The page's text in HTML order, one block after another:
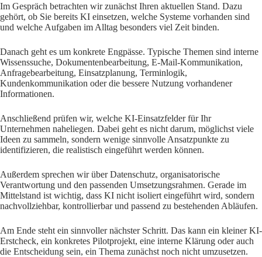
Im Gespräch betrachten wir zunächst Ihren aktuellen Stand. Dazu
gehört, ob Sie bereits KI einsetzen, welche Systeme vorhanden sind
und welche Aufgaben im Alltag besonders viel Zeit binden.
Danach geht es um konkrete Engpässe. Typische Themen sind interne
Wissenssuche, Dokumentenbearbeitung, E-Mail-Kommunikation,
Anfragebearbeitung, Einsatzplanung, Terminlogik,
Kundenkommunikation oder die bessere Nutzung vorhandener
Informationen.
Anschließend prüfen wir, welche KI-Einsatzfelder für Ihr
Unternehmen naheliegen. Dabei geht es nicht darum, möglichst viele
Ideen zu sammeln, sondern wenige sinnvolle Ansatzpunkte zu
identifizieren, die realistisch eingeführt werden können.
Außerdem sprechen wir über Datenschutz, organisatorische
Verantwortung und den passenden Umsetzungsrahmen. Gerade im
Mittelstand ist wichtig, dass KI nicht isoliert eingeführt wird, sondern
nachvollziehbar, kontrollierbar und passend zu bestehenden Abläufen.
Am Ende steht ein sinnvoller nächster Schritt. Das kann ein kleiner KI-
Erstcheck, ein konkretes Pilotprojekt, eine interne Klärung oder auch
die Entscheidung sein, ein Thema zunächst noch nicht umzusetzen.